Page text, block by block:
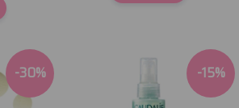
-30% -15%